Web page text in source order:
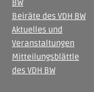
BW
Beiräte des VDH BW
Aktuelles und
Veranstaltungen
Mitteilungsblättle
des VDH BW